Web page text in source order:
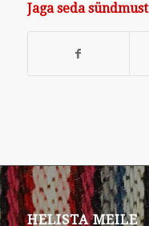
Jaga seda sündmust
HELISTA MEILE